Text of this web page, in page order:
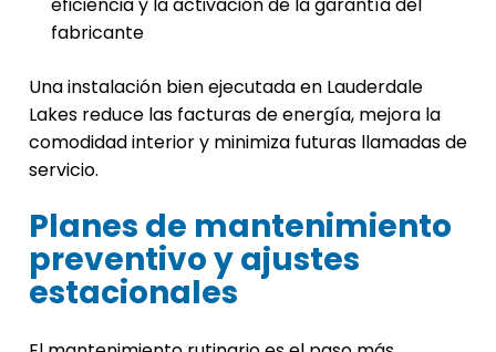
fabricante
Una instalación bien ejecutada en Lauderdale
Lakes reduce las facturas de energía, mejora la
comodidad interior y minimiza futuras llamadas de
servicio.
Planes de mantenimiento
preventivo y ajustes
estacionales